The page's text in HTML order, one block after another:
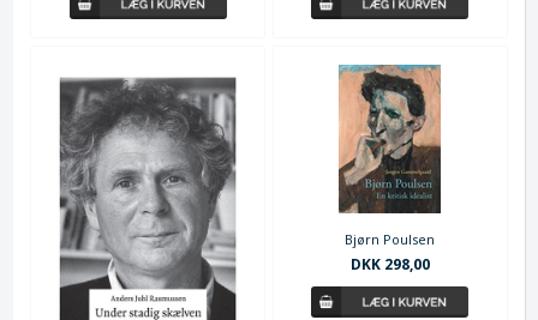
Bjørn Poulsen
DKK 298,00